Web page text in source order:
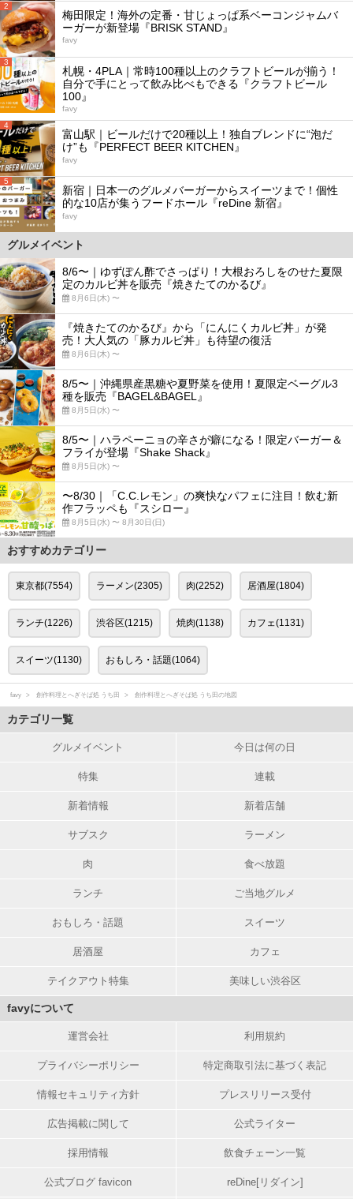
2
梅田限定！海外の定番・甘じょっぱ系ベーコンジャムバ
ーガーが新登場『BRISK STAND』
favy
3
札幌・4PLA｜常時100種以上のクラフトビールが揃う！
自分で手にとって飲み比べもできる『クラフトビール
100』
favy
4
富山駅｜ビールだけで20種以上！独自ブレンドに“泡だ
け”も『PERFECT BEER KITCHEN』
favy
5
新宿｜日本一のグルメバーガーからスイーツまで！個性
的な10店が集うフードホール『reDine 新宿』
favy
グルメイベント
8/6〜｜ゆずぽん酢でさっぱり！大根おろしをのせた夏限
定のカルビ丼を販売『焼きたてのかるび』
8月6日(木) 〜
『焼きたてのかるび』から「にんにくカルビ丼」が発
売！大人気の「豚カルビ丼」も待望の復活
8月6日(木) 〜
8/5〜｜沖縄県産黒糖や夏野菜を使用！夏限定ベーグル3
種を販売『BAGEL&BAGEL』
8月5日(水) 〜
8/5〜｜ハラペーニョの辛さが癖になる！限定バーガー＆
フライが登場『Shake Shack』
8月5日(水) 〜
〜8/30｜「C.C.レモン」の爽快なパフェに注目！飲む新
作フラッペも『スシロー』
8月5日(水) 〜 8月30日(日)
おすすめカテゴリー
東京都(7554) ラーメン(2305) 肉(2252) 居酒屋(1804)
ランチ(1226) 渋谷区(1215) 焼肉(1138) カフェ(1131)
スイーツ(1130) おもしろ・話題(1064)
favy 創作料理とへぎそば処 うち田 創作料理とへぎそば処 うち田の地図
カテゴリ一覧
グルメイベント 今日は何の日
特集 連載
新着情報 新着店舗
サブスク ラーメン
肉 食べ放題
ランチ ご当地グルメ
おもしろ・話題 スイーツ
居酒屋 カフェ
テイクアウト特集 美味しい渋谷区
favyについて
運営会社 利用規約
プライバシーポリシー 特定商取引法に基づく表記
情報セキュリティ方針 プレスリリース受付
広告掲載に関して 公式ライター
採用情報 飲食チェーン一覧
公式ブログ favicon reDine[リダイン]